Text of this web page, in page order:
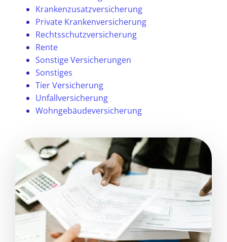
Krankenzusatzversicherung
Private Krankenversicherung
Rechtsschutzversicherung
Rente
Sonstige Versicherungen
Sonstiges
Tier Versicherung
Unfallversicherung
Wohngebäudeversicherung